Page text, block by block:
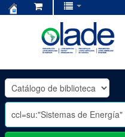
OLADE
-